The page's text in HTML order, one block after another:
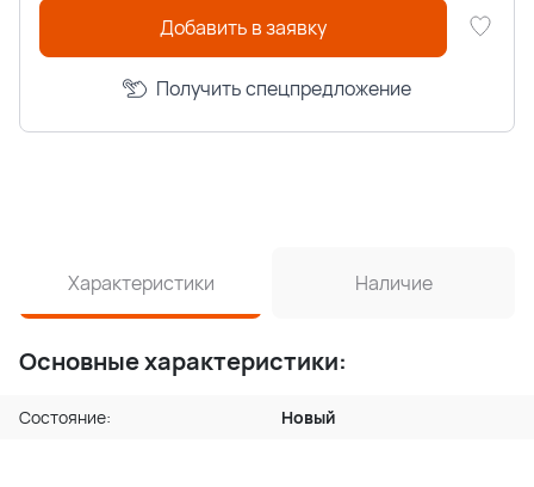
Добавить в заявку
Получить спецпредложение
Характеристики Наличие
Основные характеристики:
Состояние: Новый